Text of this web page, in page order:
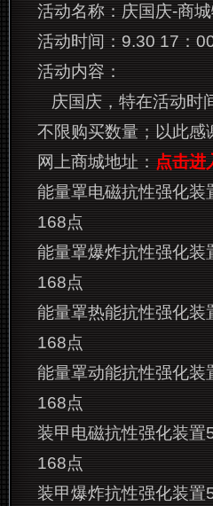
活动名称：庆国庆-商
活动时间：9.30 17：
活动内容：
庆国庆，特在活动时
不限购买数量；以此感
网上商城地址：点击进
能量罩电磁抗性强化
168点
能量罩爆炸抗性强化
168点
能量罩热能抗性强化
168点
能量罩动能抗性强化
168点
装甲电磁抗性强化装
168点
装甲爆炸抗性强化装